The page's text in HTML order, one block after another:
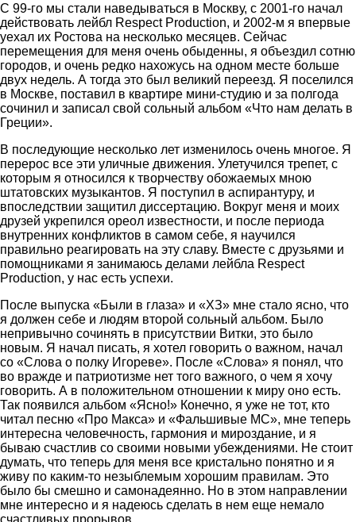
С 99-го мы стали наведываться в Москву, с 2001-го начал
действовать лейбл Respect Production, и 2002-м я впервые
уехал их Ростова на несколько месяцев. Сейчас
перемещения для меня очень обыденны, я объездил сотню
городов, и очень редко нахожусь на одном месте больше
двух недель. А тогда это был великий переезд. Я поселился
в Москве, поставил в квартире мини‑студию и за полгода
сочинил и записал свой сольный альбом «Что нам делать в
Греции».
В последующие несколько лет изменилось очень многое. Я
перерос все эти уличные движения. Улетучился трепет, с
которым я относился к творчеству обожаемых мною
штатовских музыкантов. Я поступил в аспирантуру, и
впоследствии защитил диссертацию. Вокруг меня и моих
друзей укрепился ореол известности, и после периода
внутренних конфликтов в самом себе, я научился
правильно реагировать на эту славу. Вместе с друзьями и
помощниками я занимаюсь делами лейбла Respect
Production, у нас есть успехи.
После выпуска «Были в глаза» и «ХЗ» мне стало ясно, что
я должен себе и людям второй сольный альбом. Было
непривычно сочинять в присутствии Витки, это было
новым. Я начал писать, я хотел говорить о важном, начал
со «Слова о полку Игореве». После «Слова» я понял, что
во вражде и патриотизме нет того важного, о чем я хочу
говорить. А в положительном отношении к миру оно есть.
Так появился альбом «Ясно!» Конечно, я уже не тот, кто
читал песню «Про Макса» и «Фальшивые МС», мне теперь
интересна человечность, гармония и мироздание, и я
бываю счастлив со своими новыми убеждениями. Не стоит
думать, что теперь для меня все кристально понятно и я
живу по каким‑то незыблемым хорошим правилам. Это
было бы смешно и самонадеянно. Но в этом направлении
мне интересно и я надеюсь сделать в нем еще немало
счастливых прорывов.